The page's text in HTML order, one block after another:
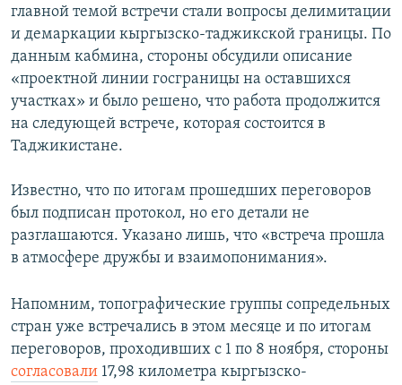
главной темой встречи стали вопросы делимитации
и демаркации кыргызско-таджикской границы. По
данным кабмина, стороны обсудили описание
«проектной линии госграницы на оставшихся
участках» и было решено, что работа продолжится
на следующей встрече, которая состоится в
Таджикистане.
Известно, что по итогам прошедших переговоров
был подписан протокол, но его детали не
разглашаются. Указано лишь, что «встреча прошла
в атмосфере дружбы и взаимопонимания».
Напомним, топографические группы сопредельных
стран уже встречались в этом месяце и по итогам
переговоров, проходивших с 1 по 8 ноября, стороны
согласовали 17,98 километра кыргызско-